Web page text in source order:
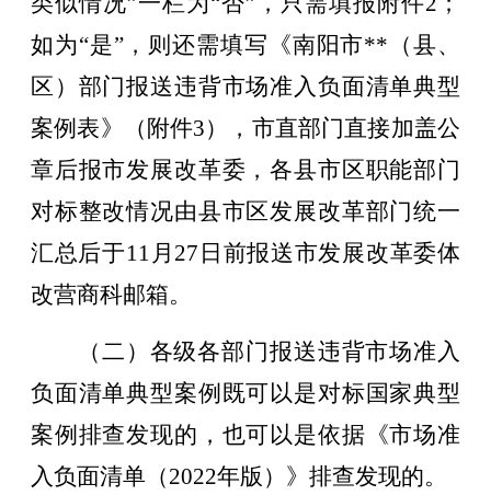
如为“是”，则还需填写《南阳市**（县、
区）部门报送违背市场准入负面清单典型
案例表》（附件3），市直部门直接加盖公
章后报市发展改革委，各县市区职能部门
对标整改情况由县市区发展改革部门统一
汇总后于11 月 27 日前报送市发展改革委体
改营商科邮箱。
（二）各级各部门报送违背市场准入
负面清单典型案例既可以是对标国家典型
案例排查发现的，也可以是依据《市场准
入负面清单（2022年版）》排查发现的。